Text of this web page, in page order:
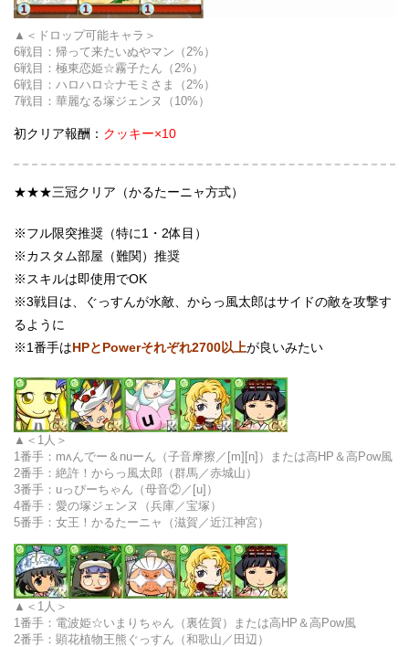
＜ドロップ可能キャラ＞
6戦目： 帰って来たいぬやマン （2%）
6戦目： 極東恋姫☆霧子たん （2%）
6戦目： ハロハロ☆ナモミさま
（2%）
7戦目： 華麗なる塚ジェンヌ （10%）
初クリア報酬： クッキー×10
★★★三冠クリア（かるたーニャ方式）
※フル限突推奨（特に1・2体目）
※カスタム部屋（難関）推奨
※スキルは即使用でOK
※3戦目は、ぐっすんが水敵、からっ風太郎はサイドの敵を攻撃す
るように
※1番手はHPとPowerそれぞれ2700以上が良いみたい
＜1人＞
1番手： mʌんでー＆nuーん（子音摩擦／[m][n]）または高HP＆高Pow風
2番手：絶許！からっ風太郎（群馬／赤城山）
3番手：uっぴーちゃん（母音②／[u]）
4番手：愛の塚ジェンヌ（兵庫／宝塚）
5番手：女王！かるたーニャ（滋賀／近江神宮）
＜1人＞
1番手： 電波姫☆いまりちゃん（裏佐賀）または高HP＆高Pow風
2番手：顕花植物王熊ぐっすん（和歌山／田辺）